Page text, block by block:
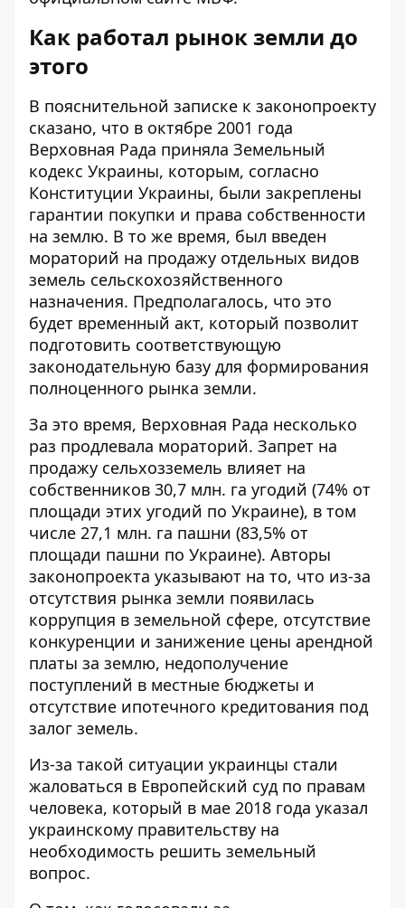
Как работал рынок земли до
этого
В пояснительной записке к законопроекту
сказано, что в октябре 2001 года
Верховная Рада приняла Земельный
кодекс Украины, которым, согласно
Конституции Украины, были закреплены
гарантии покупки и права собственности
на землю. В то же время, был введен
мораторий на продажу отдельных видов
земель сельскохозяйственного
назначения. Предполагалось, что это
будет временный акт, который позволит
подготовить соответствующую
законодательную базу для формирования
полноценного рынка земли.
За это время, Верховная Рада несколько
раз продлевала мораторий. Запрет на
продажу сельхозземель влияет на
собственников 30,7 млн. га угодий (74% от
площади этих угодий по Украине), в том
числе 27,1 млн. га пашни (83,5% от
площади пашни по Украине). Авторы
законопроекта указывают на то, что из-за
отсутствия рынка земли появилась
коррупция в земельной сфере, отсутствие
конкуренции и занижение цены арендной
платы за землю, недополучение
поступлений в местные бюджеты и
отсутствие ипотечного кредитования под
залог земель.
Из-за такой ситуации украинцы стали
жаловаться в Европейский суд по правам
человека, который в мае 2018 года указал
украинскому правительству на
необходимость решить земельный
вопрос.